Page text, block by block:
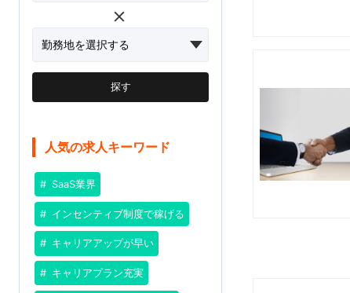
探す
人気の求人キーワード
SaaS業界
インセンティブ制度で稼げる
キャリアアップが早い
キャリアプラン充実